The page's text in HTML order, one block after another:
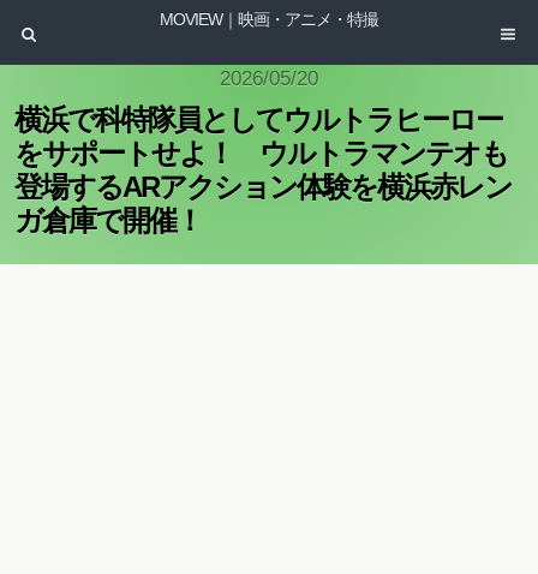
MOVIEW｜映画・アニメ・特撮
2026/05/20
横浜で科特隊員としてウルトラヒーロー
をサポートせよ！ ウルトラマンテオも
登場するARアクション体験を横浜赤レン
ガ倉庫で開催！